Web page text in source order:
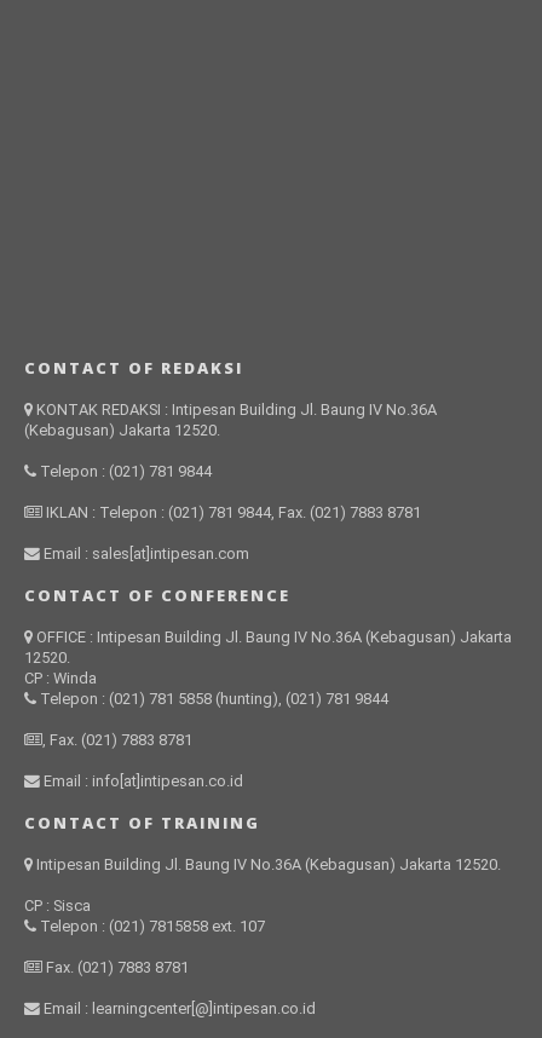
CONTACT OF REDAKSI
KONTAK REDAKSI : Intipesan Building Jl. Baung IV No.36A
(Kebagusan) Jakarta 12520.
Telepon : (021) 781 9844
IKLAN : Telepon : (021) 781 9844, Fax. (021) 7883 8781
Email : sales[at]intipesan.com
CONTACT OF CONFERENCE
OFFICE : Intipesan Building Jl. Baung IV No.36A (Kebagusan) Jakarta
12520.
CP : Winda
Telepon : (021) 781 5858 (hunting), (021) 781 9844
, Fax. (021) 7883 8781
Email : info[at]intipesan.co.id
CONTACT OF TRAINING
Intipesan Building Jl. Baung IV No.36A (Kebagusan) Jakarta 12520.
CP : Sisca
Telepon : (021) 7815858 ext. 107
Fax. (021) 7883 8781
Email : learningcenter[@]intipesan.co.id